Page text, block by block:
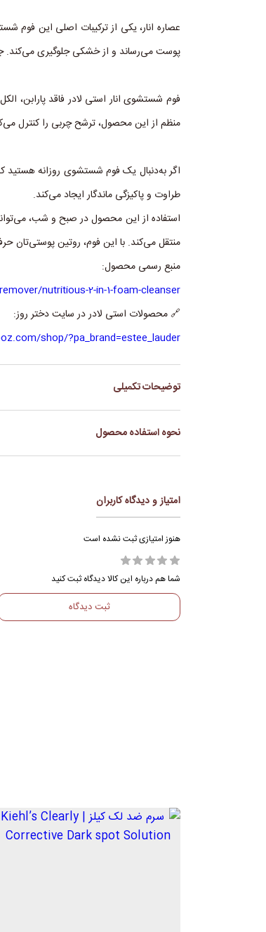
عصاره انار، یکی از ترکیبات اصلی این
پوست می‌رساند و از خشکی جلوگیری می‌کند.
فوم شستشوی انار استی لادر فاقد پارابن،
منظم از این محصول، ترشح چربی را کنترل
اگر به‌دنبال یک فوم شستشوی روزانه هستید
طراوت و پاکیزگی ماندگار ایجاد می‌کند.
استفاده از این محصول در صبح و شب،
منتقل می‌کند. با این فوم، روتین پوستی‌تان
منبع رسمی محصول:
nutritious-2-in-1-foam-cleanser
🔗 محصولات استی لادر در سایت دختر روز:
shop/?pa_brand=estee_lauder
توضیحات تکمیلی
برند
LAUDER
ترکیبات
کشور ساخت
نوع پوست
نحوه استفاده محصول
1_صبح وشب مقدار مناسب از فوم را روی صورت خیس ماساژ دهید و بشویید .
امتیاز و دیدگاه کاربران
هنوز امتیازی ثبت نشده است
شما هم درباره این کالا دیدگاه ثبت کنید
ثبت دیدگاه